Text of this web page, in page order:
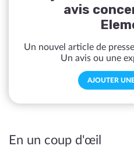
avis
Un nouvel article de
Un avis ou une
AJOUTER
En un coup d'œil